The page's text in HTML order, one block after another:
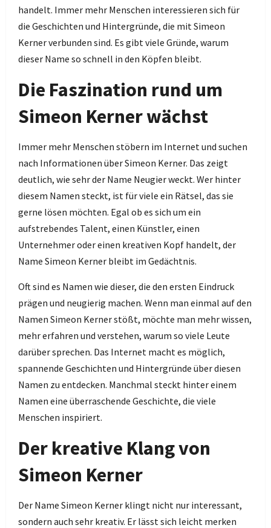
handelt. Immer mehr Menschen interessieren sich für
die Geschichten und Hintergründe, die mit Simeon
Kerner verbunden sind. Es gibt viele Gründe, warum
dieser Name so schnell in den Köpfen bleibt.
Die Faszination rund um
Simeon Kerner wächst
Immer mehr Menschen stöbern im Internet und suchen
nach Informationen über Simeon Kerner. Das zeigt
deutlich, wie sehr der Name Neugier weckt. Wer hinter
diesem Namen steckt, ist für viele ein Rätsel, das sie
gerne lösen möchten. Egal ob es sich um ein
aufstrebendes Talent, einen Künstler, einen
Unternehmer oder einen kreativen Kopf handelt, der
Name Simeon Kerner bleibt im Gedächtnis.
Oft sind es Namen wie dieser, die den ersten Eindruck
prägen und neugierig machen. Wenn man einmal auf den
Namen Simeon Kerner stößt, möchte man mehr wissen,
mehr erfahren und verstehen, warum so viele Leute
darüber sprechen. Das Internet macht es möglich,
spannende Geschichten und Hintergründe über diesen
Namen zu entdecken. Manchmal steckt hinter einem
Namen eine überraschende Geschichte, die viele
Menschen inspiriert.
Der kreative Klang von
Simeon Kerner
Der Name Simeon Kerner klingt nicht nur interessant,
sondern auch sehr kreativ. Er lässt sich leicht merken